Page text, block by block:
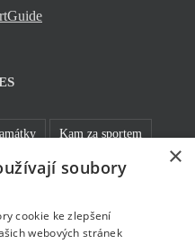
Kam za sportem
a bižuterie Bez bariér ×
soubory
cookie ke zlepšení
webových stránek